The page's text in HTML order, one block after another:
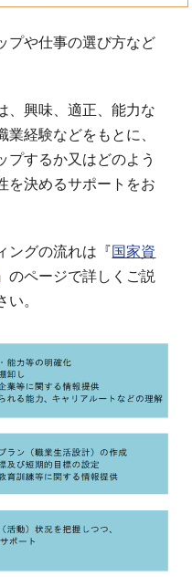
プや仕事の選び方など
、興味、適正、能力な
経験などをもとに、
プするか又はどのよう
を決めるサポートをお
ングの流れは『国家資
のページで詳しくご説
。